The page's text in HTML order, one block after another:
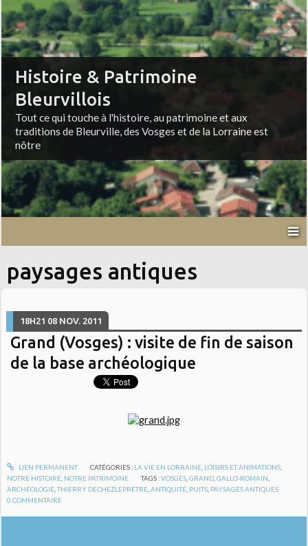
Histoire & Patrimoine
Bleurvillois
Tout ce qui touche à l'histoire, au patrimoine et aux
traditions de Bleurville, des Vosges et de la Lorraine est
nôtre
paysages antiques
18H21 08 NOV. 2011
Grand (Vosges) : visite de fin de saison
de la base archéologique
LIEN PERMANENT CATÉGORIES : LA VIE EN LORRAINE, LOISIRS ET ANIMATIONS,
NOTRE HISTOIRE NOTRE PATRIMOINE TAGS :VOSGES ,GRAND ,GALLO-ROMAIN
ARCHÉOLOGIE ,THIERRY DECHEZLEPRÊTRE ,ANTIQUITÉ PUITS PAYSAGES ANTIQUES
0 COMMENTAIRE